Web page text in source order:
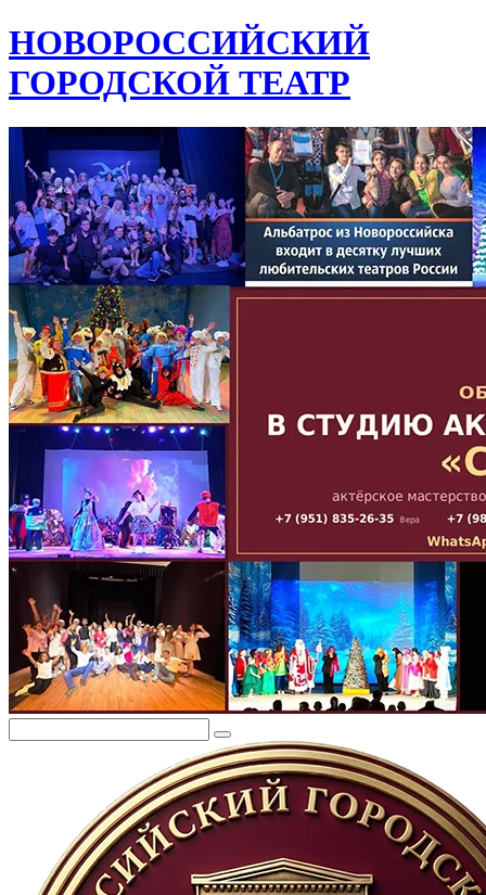
НОВОРОССИЙСКИЙ
ГОРОДСКОЙ ТЕАТР